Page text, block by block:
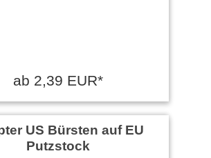
ab 2,39 EUR*
US Bürsten auf EU
Putzstock